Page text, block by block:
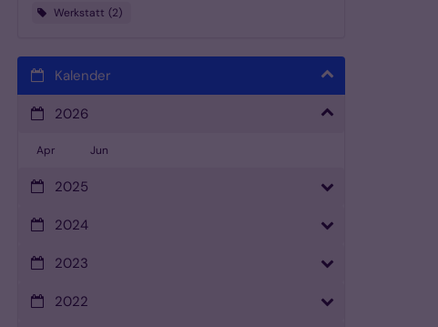
Werkstatt
2
Kalender
2026
Apr Jun
2025
2024
2023
2022